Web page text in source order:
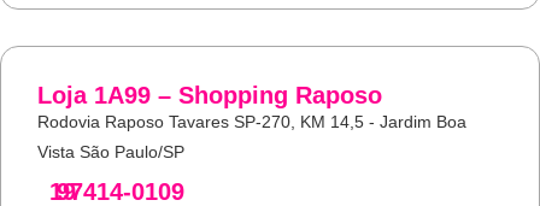
Loja 1A99 – Shopping Raposo
Rodovia Raposo Tavares SP-270, KM 14,5 - Jardim Boa
Vista São Paulo/SP
19
97414-0109